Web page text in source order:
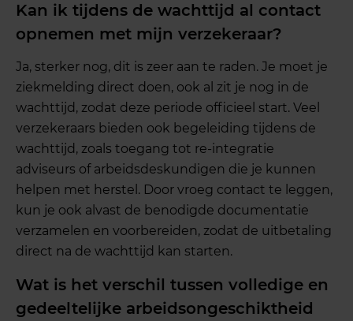
Kan ik tijdens de wachttijd al contact
opnemen met mijn verzekeraar?
Ja, sterker nog, dit is zeer aan te raden. Je moet je
ziekmelding direct doen, ook al zit je nog in de
wachttijd, zodat deze periode officieel start. Veel
verzekeraars bieden ook begeleiding tijdens de
wachttijd, zoals toegang tot re-integratie
adviseurs of arbeidsdeskundigen die je kunnen
helpen met herstel. Door vroeg contact te leggen,
kun je ook alvast de benodigde documentatie
verzamelen en voorbereiden, zodat de uitbetaling
direct na de wachttijd kan starten.
Wat is het verschil tussen volledige en
gedeeltelijke arbeidsongeschiktheid